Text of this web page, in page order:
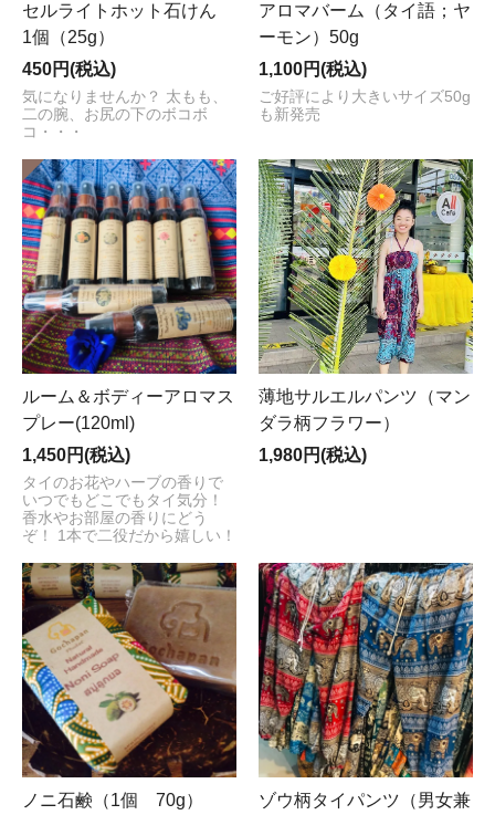
セルライトホット石けん
1個（25g）
450円(税込)
気になりませんか？ 太もも、
二の腕、お尻の下のボコボ
コ・・・
アロマバーム（タイ語；ヤ
ーモン）50g
1,100円(税込)
ご好評により大きいサイズ50g
も新発売
ルーム＆ボディーアロマス
プレー(120ml)
1,450円(税込)
タイのお花やハーブの香りで
いつでもどこでもタイ気分！
香水やお部屋の香りにどう
ぞ！ 1本で二役だから嬉しい！
薄地サルエルパンツ（マン
ダラ柄フラワー）
1,980円(税込)
ノニ石鹸（1個 70g）
ゾウ柄タイパンツ（男女兼